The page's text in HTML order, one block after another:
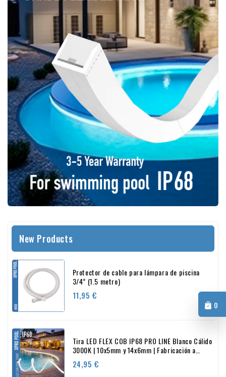
0
New Products
Protector de cable para lámpara de piscina
3/4” (1.5 metro)
11,95 €
Tira LED FLEX COB IP68 PRO LINE Blanco Cálido
3000K | 10x5mm y 14x6mm | Fabricación a
medida
24,95 €